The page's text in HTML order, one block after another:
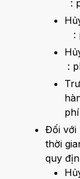
:
:
:
Đối với
thời
quy